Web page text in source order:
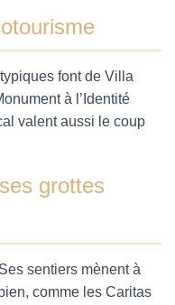
font de Villa
à l’Identité
valent aussi le coup
grottes
sentiers mènent à
comme les Caritas